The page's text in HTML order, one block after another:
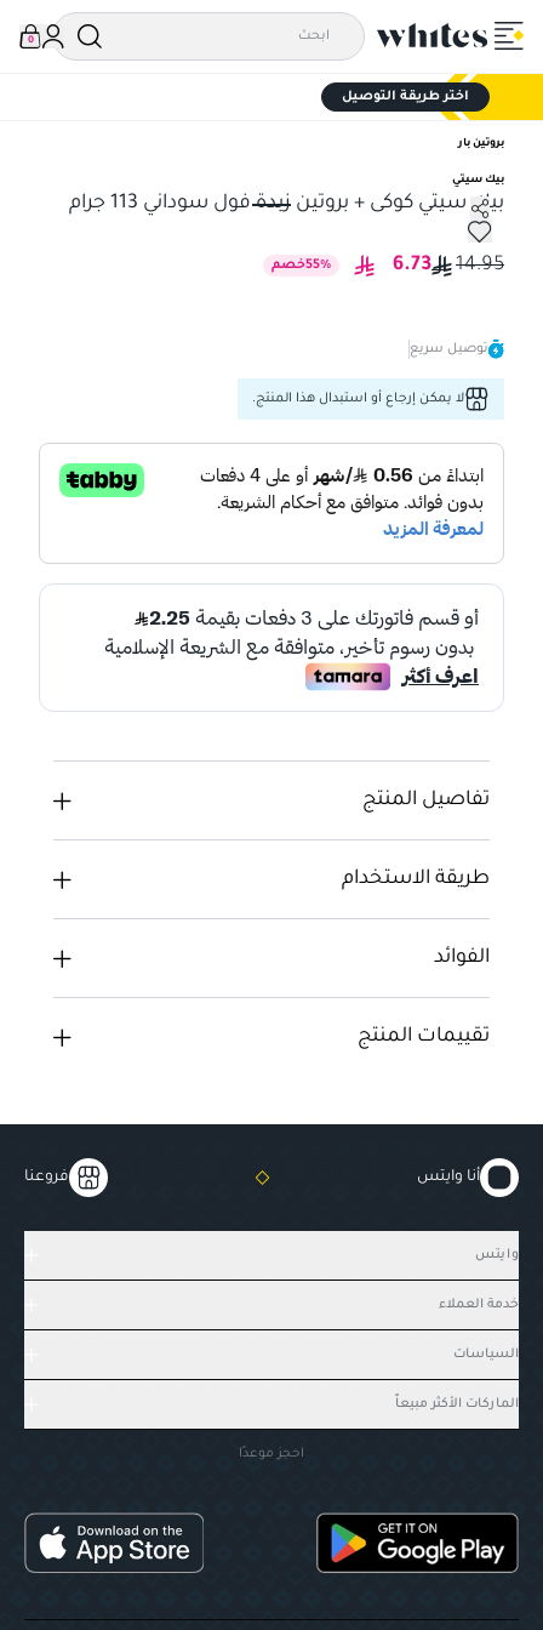
0
اختر طريقة التوصيل
بروتين بار
بيك سيتي
بيك سيتي كوكى + بروتين زبدة فول سوداني 113 جرام
بيك سيتي كوكى + بروتين زبدة فول سوداني 113 جرام
14.95
6.73
55% خصم
توصيل سريع
لا يمكن إرجاع أو استبدال هذا المنتج.
تفاصيل المنتج
طريقة الاستخدام
الفوائد
تقييمات المنتج
أنا وايتس فروعنا
وايتس
خدمة العملاء
السياسات
الماركات الأكثر مبيعاً
احجز موعدًا